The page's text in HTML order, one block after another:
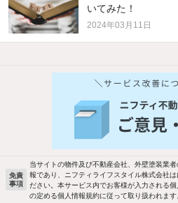
いてみた！
2024年03月11日
他の人はこんな条件で絞り込んでい
バス・トイレ別
駐車場あり
洗濯機置場あり
新着物件メ
ご希望の条件の物件が見つか
新着メール通
免責
事項
当サイトの物件及び不動産会社、外壁塗装業
報であり、ニフティライフスタイル株式会社
ださい。本サービス内でお客様が入力される
の定める個人情報規約に従って取り扱われます